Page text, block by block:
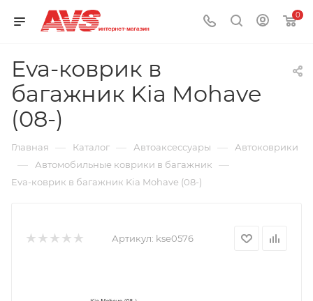
0
Eva-коврик в
багажник Kia Mohave
(08-)
Главная — Каталог — Автоаксессуары — Автоковрики
— Автомобильные коврики в багажник —
Eva-коврик в багажник Kia Mohave (08-)
Артикул: kse0576